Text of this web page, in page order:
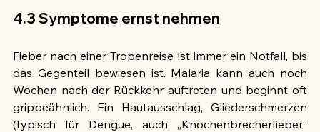
4.3 Symptome ernst nehmen
Fieber nach einer Tropenreise ist immer ein Notfall, bis
das Gegenteil bewiesen ist. Malaria kann auch noch
Wochen nach der Rückkehr auftreten und beginnt oft
grippeähnlich. Ein Hautausschlag, Gliederschmerzen
(typisch für Dengue, auch „Knochenbrecherfieber“